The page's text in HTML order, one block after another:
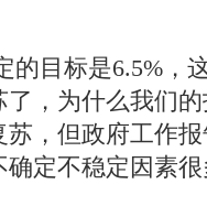
个加税政策显然
践形成了鲜明
划，前后进行
朗普推出这样